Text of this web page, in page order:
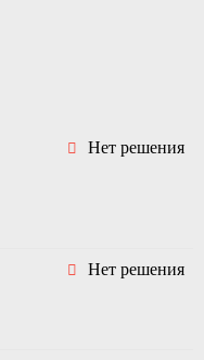
Нет решения
Нет решения